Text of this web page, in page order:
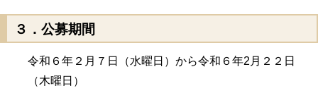
３．公募期間
令和６年２月７日（水曜日）から令和６年2月２２日
（木曜日）